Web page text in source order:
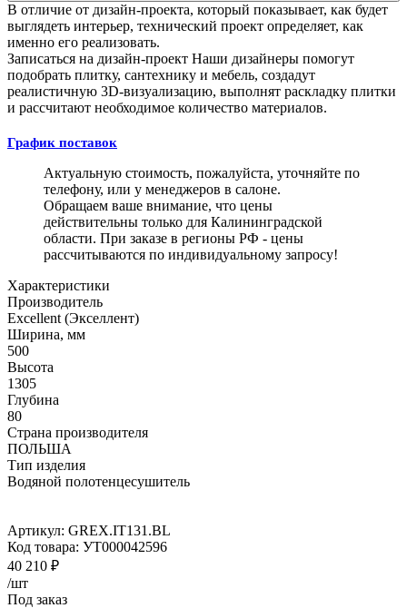
В отличие от дизайн-проекта, который показывает, как будет
выглядеть интерьер, технический проект определяет, как
именно его реализовать.
Записаться на дизайн-проект Наши дизайнеры помогут
подобрать плитку, сантехнику и мебель, создадут
реалистичную 3D-визуализацию, выполнят раскладку плитки
и рассчитают необходимое количество материалов.
График поставок
Актуальную стоимость, пожалуйста, уточняйте по
телефону, или у менеджеров в салоне.
Обращаем ваше внимание, что цены
действительны только для Калининградской
области. При заказе в регионы РФ - цены
рассчитываются по индивидуальному запросу!
Характеристики
Производитель
Excellent (Экселлент)
Ширина, мм
500
Высота
1305
Глубина
80
Страна производителя
ПОЛЬША
Тип изделия
Водяной полотенцесушитель
Артикул: GREX.IT131.BL
Код товара: УТ000042596
40 210 ₽
/шт
Под заказ